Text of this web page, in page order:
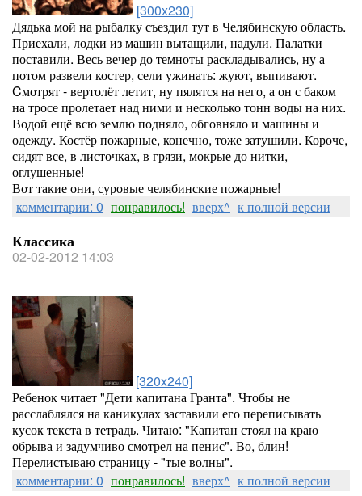
[300x230]
Дядька мой на рыбалку съездил тут в Челябинскую область.
Приехали, лодки из машин вытащили, надули. Палатки
поставили. Весь вечер до темноты раскладывались, ну а
потом развели костер, сели ужинать: жуют, выпивают.
Cмотрят - вертолёт летит, ну пялятся на него, а он с баком
на тросе пролетает над ними и несколько тонн воды на них.
Водой ещё всю землю подняло, обговняло и машины и
одежду. Костёр пожарные, конечно, тоже затушили. Короче,
сидят все, в листочках, в грязи, мокрые до нитки,
оглушенные!
Вот такие они, суровые челябинские пожарные!
комментарии: 0 понравилось! вверх^ к полной версии
Классика
02-02-2012 14:03
[320x240]
Ребенок читает "Дети капитана Гранта". Чтобы не
расслаблялся на каникулах заставили его переписывать
кусок текста в тетрадь. Читаю: "Капитан стоял на краю
обрыва и задумчиво смотрел на пенис". Во, блин!
Перелистываю страницу - "тые волны".
комментарии: 0 понравилось! вверх^ к полной версии